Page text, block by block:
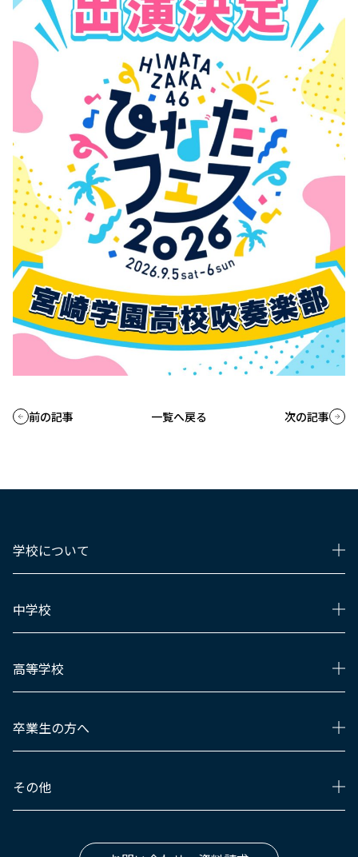
前の記事 一覧へ戻る 次の記事
学校について
中学校
高等学校
卒業生の方へ
その他